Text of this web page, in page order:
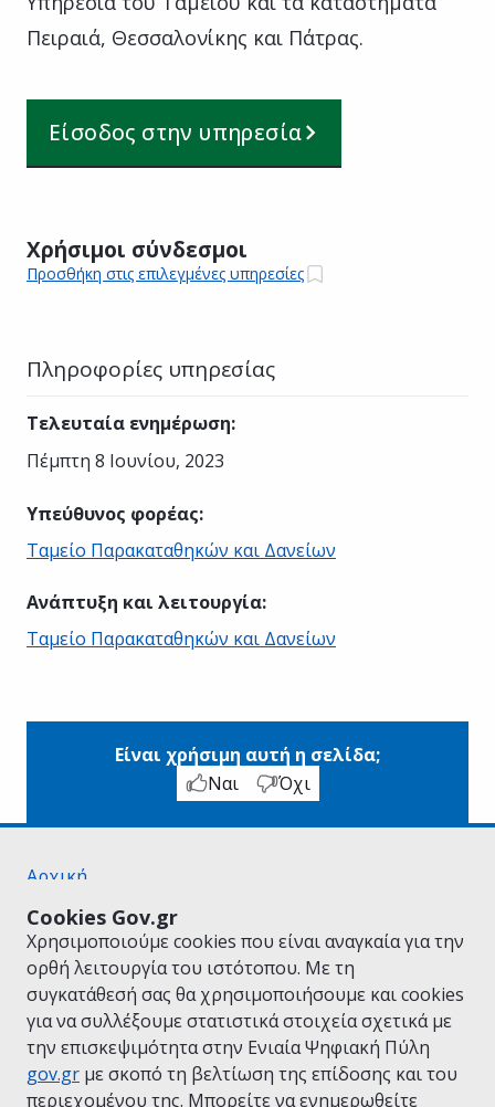
Cookies Gov.gr
Χρησιμοποιούμε cookies που είναι αναγκαία για την
ορθή λειτουργία του ιστότοπου. Με τη
συγκατάθεσή σας θα χρησιμοποιήσουμε και cookies
για να συλλέξουμε στατιστικά στοιχεία σχετικά με
την επισκεψιμότητα στην Ενιαία Ψηφιακή Πύλη
gov.gr με σκοπό τη βελτίωση της επίδοσης και του
περιεχομένου της. Μπορείτε να ενημερωθείτε
Πειραιά, Θεσσαλονίκης και Πάτρας.
Είσοδος στην υπηρεσία
Χρήσιμοι σύνδεσμοι
Προσθήκη στις επιλεγμένες υπηρεσίες
Πληροφορίες υπηρεσίας
Τελευταία ενημέρωση:
Πέμπτη 8 Ιουνίου, 2023
Υπεύθυνος φορέας:
Ταμείο Παρακαταθηκών και Δανείων
Ανάπτυξη και λειτουργία:
Ταμείο Παρακαταθηκών και Δανείων
Είναι χρήσιμη αυτή η σελίδα;
Ναι
Όχι
Αρχική
Όροι Χρήσης
Πολιτική Απορρήτου
Δήλωση προσβασιμότητας
Πολιτική cookies
Προτάσεις για το gov.gr
Υλοποίηση από το Υπουργείο Ψηφιακής
Διακυβέρνησης